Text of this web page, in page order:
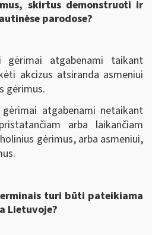
skirtus demonstruoti ir
parodose?
gėrimai atgabenami taikant
akcizus atsiranda asmeniui
gėrimus.
atgabenami netaikant
arba laikančiam
gėrimus, arba asmeniui,
turi būti pateikiama
Lietuvoje?